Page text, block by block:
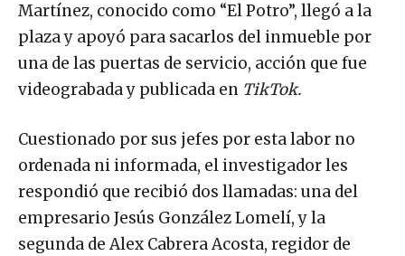
Martínez, conocido como “El Potro”, llegó a la
plaza y apoyó para sacarlos del inmueble por
una de las puertas de servicio, acción que fue
videograbada y publicada en TikTok.
Cuestionado por sus jefes por esta labor no
ordenada ni informada, el investigador les
respondió que recibió dos llamadas: una del
empresario Jesús González Lomelí, y la
segunda de Alex Cabrera Acosta, regidor de